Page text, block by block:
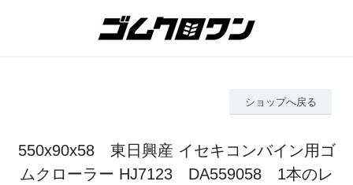
ショップへ戻る
550x90x58 東日興産 イセキコンバイン用ゴ
ムクローラー HJ7123 DA559058 1本のレ